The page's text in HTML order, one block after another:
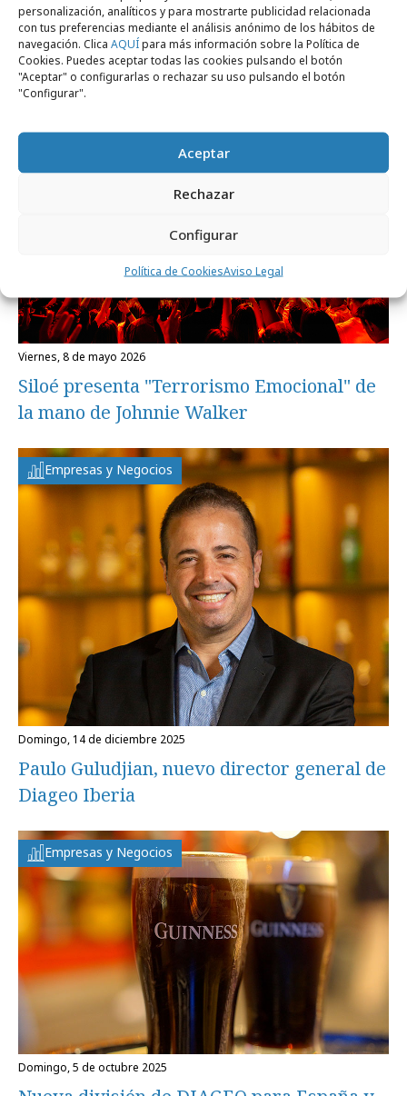
personalización, analíticos y para mostrarte publicidad relacionada
con tus preferencias mediante el análisis anónimo de los hábitos de
navegación. Clica AQUÍpara más información sobre la Política de
Cookies. Puedes aceptar todas las cookies pulsando el botón
"Aceptar" o configurarlas o rechazar su uso pulsando el botón
"Configurar".
Aceptar
Rechazar
Configurar
Política de CookiesAviso Legal
Noticias Relacionadas
viernes, 8 de mayo 2026
Siloé presenta "Terrorismo Emocional" de
la mano de Johnnie Walker
Empresas y Negocios
domingo, 14 de diciembre 2025
Paulo Guludjian, nuevo director general de
Diageo Iberia
Empresas y Negocios
domingo, 5 de octubre 2025